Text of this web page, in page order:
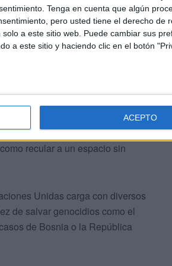
Tenga en cuenta que algún
pero usted tiene el derecho de
a este sitio web. Puede cambiar sus
a este sitio y haciendo clic en el botón
ACEPTO
pero juntamente defiende
desbancar por lo que hay en
contra el cambio climático,
el procedimiento de los
no, la propagación de los
son categóricos para el
determinados y tangibles
recular a un espacio sin
Unidas carga con diversos
de salvar genocidios como el
de Bosnia o la República